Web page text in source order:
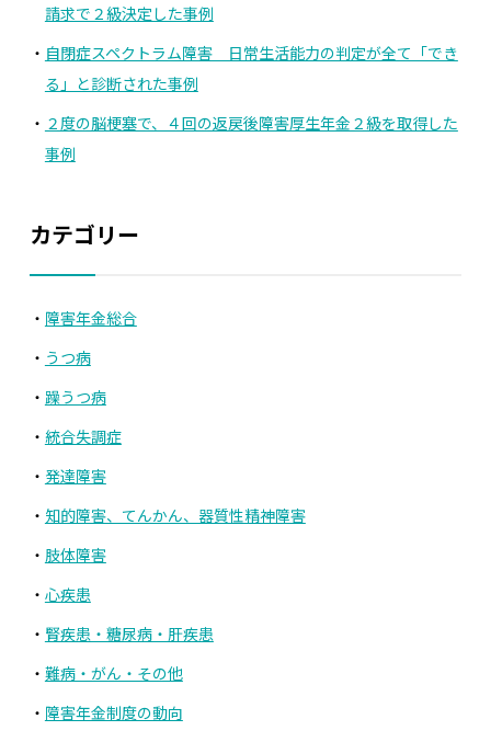
請求で２級決定した事例
自閉症スペクトラム障害 日常生活能力の判定が全て「でき
る」と診断された事例
２度の脳梗塞で、４回の返戻後障害厚生年金２級を取得した
事例
カテゴリー
障害年金総合
うつ病
躁うつ病
統合失調症
発達障害
知的障害、てんかん、器質性精神障害
肢体障害
心疾患
腎疾患・糖尿病・肝疾患
難病・がん・その他
障害年金制度の動向